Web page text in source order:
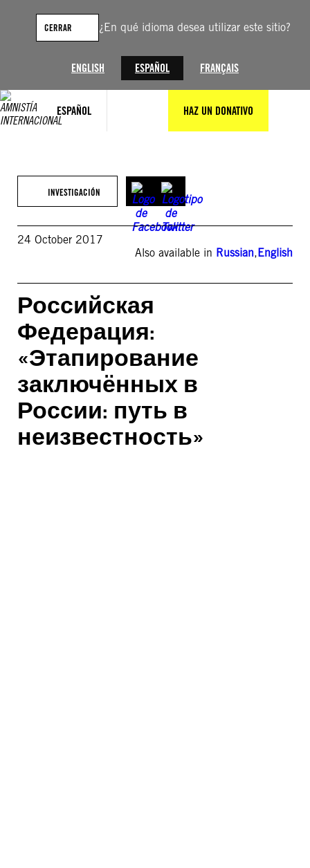
¿En qué idioma desea utilizar este sitio?
ENGLISH ESPAÑOL FRANÇAIS
CERRAR
ESPAÑOL HAZ UN DONATIVO
contenido
INVESTIGACIÓN
24 October 2017
Also available in Russian,English
Российская
Федерация:
«Этапирование
заключённых в
России: путь в
неизвестность»